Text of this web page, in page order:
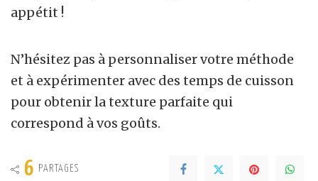
appétit !
N’hésitez pas à personnaliser votre méthode
et à expérimenter avec des temps de cuisson
pour obtenir la texture parfaite qui
correspond à vos goûts.
6 PARTAGES